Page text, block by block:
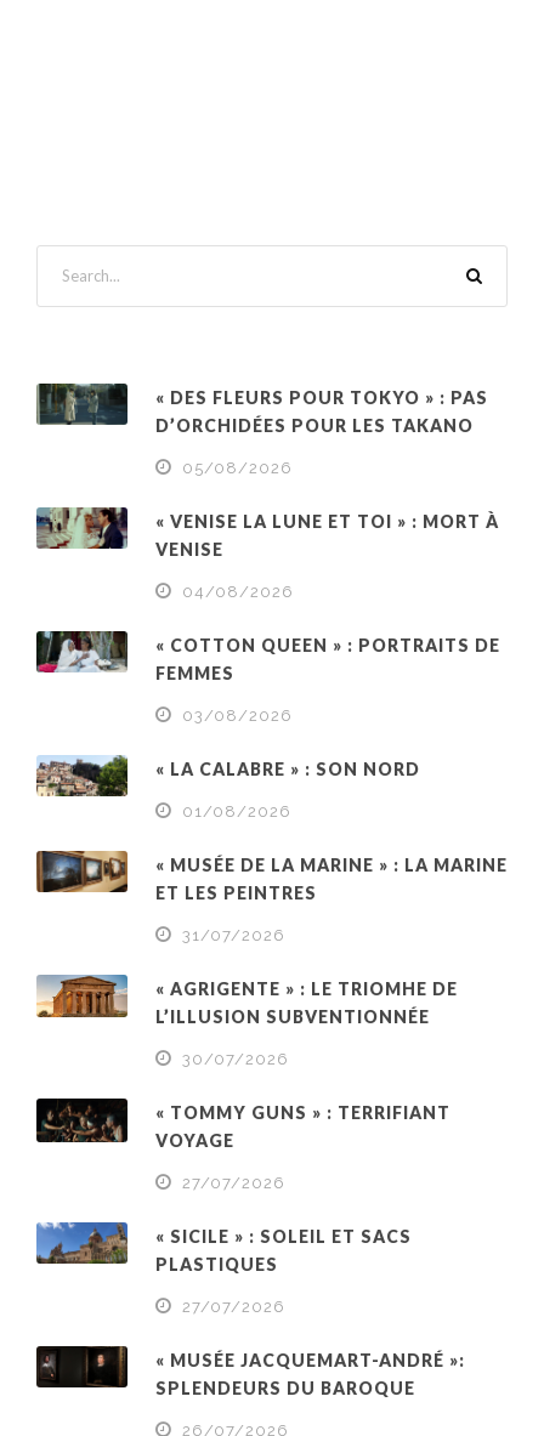
« DES FLEURS POUR TOKYO » : PAS
D’ORCHIDÉES POUR LES TAKANO
05/08/2026
« VENISE LA LUNE ET TOI » : MORT À
VENISE
04/08/2026
« COTTON QUEEN » : PORTRAITS DE
FEMMES
03/08/2026
« LA CALABRE » : SON NORD
01/08/2026
« MUSÉE DE LA MARINE » : LA MARINE
ET LES PEINTRES
31/07/2026
« AGRIGENTE » : LE TRIOMHE DE
L’ILLUSION SUBVENTIONNÉE
30/07/2026
« TOMMY GUNS » : TERRIFIANT
VOYAGE
27/07/2026
« SICILE » : SOLEIL ET SACS
PLASTIQUES
27/07/2026
« MUSÉE JACQUEMART-ANDRÉ »:
SPLENDEURS DU BAROQUE
26/07/2026